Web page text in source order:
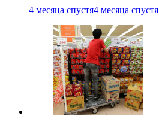
4 месяца спустя4 месяца спустя